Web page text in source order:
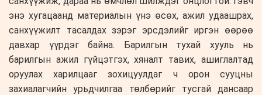
энэ хугацаанд материалын үнэ өсөх, ажил удаашрах,
санхүүжилт тасалдах зэрэг эрсдэлийг иргэн өөрөө
давхар үүрдэг байна. Барилгын тухай хууль нь
барилгын ажил гүйцэтгэх, хяналт тавих, ашиглалтад
оруулах харилцааг зохицуулдаг ч орон сууцны
захиалагчийн урьдчилгаа төлбөрийг тусгай дансаар